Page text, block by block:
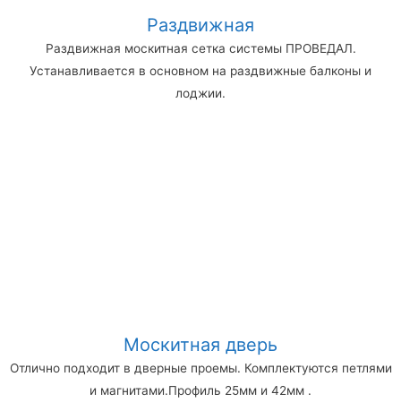
Раздвижная
Раздвижная москитная сетка системы ПРОВЕДАЛ.
Устанавливается в основном на раздвижные балконы и
лоджии.
Москитная дверь
Отлично подходит в дверные проемы. Комплектуются петлями
и магнитами.Профиль 25мм и 42мм .